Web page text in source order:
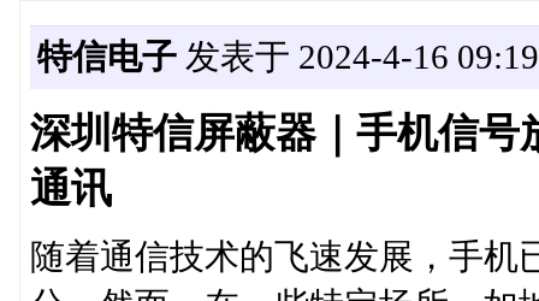
特信电子发表于 2024-4-16
深圳特信屏蔽器｜手机信
通讯
随着通信技术的飞速发展，手机